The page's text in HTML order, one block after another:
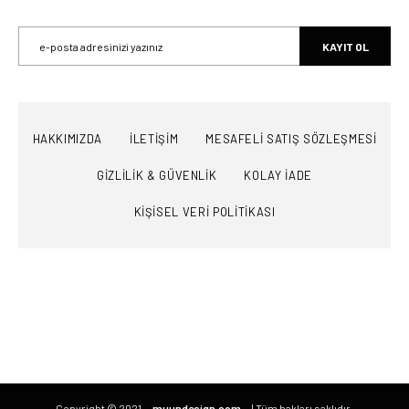
KAYIT OL
HAKKIMIZDA İLETİŞİM MESAFELİ SATIŞ SÖZLEŞMESİ
GİZLİLİK & GÜVENLİK KOLAY İADE
KİŞİSEL VERİ POLİTİKASI